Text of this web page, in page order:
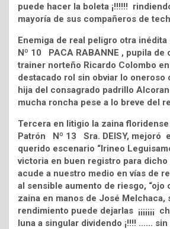
puede hacer la boleta ¡!!!!!!
mayoría de sus compañeros de
Enemiga de real peligro otra
Nº 10 PACA RABANNE , pupila de
trainer norteño Ricardo Colombo
destacado rol sin obviar lo oneroso
hija del consagrado padrillo
mucha roncha pese a lo breve del
Tercera en litigio la zaina
Patrón Nº 13 Sra. DEISY, mejoró
querido escenario “Irineo
victoria en buen registro para dicho
acude a nuestro medio en vías de
al sensible aumento de riesgo, “ojo
zaina en manos de José Melchaca,
rendimiento puede dejarlas ¡¡¡¡¡¡¡
luna a singular dividendo ¡!!!! …… sin